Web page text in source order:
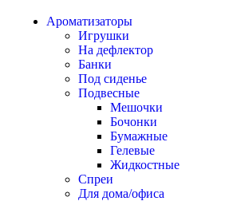
Ароматизаторы
Игрушки
На дефлектор
Банки
Под сиденье
Подвесные
Мешочки
Бочонки
Бумажные
Гелевые
Жидкостные
Спреи
Для дома/офиса